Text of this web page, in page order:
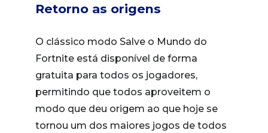
Retorno as origens
O clássico modo Salve o Mundo do
Fortnite está disponível de forma
gratuita para todos os jogadores,
permitindo que todos aproveitem o
modo que deu origem ao que hoje se
tornou um dos maiores jogos de todos